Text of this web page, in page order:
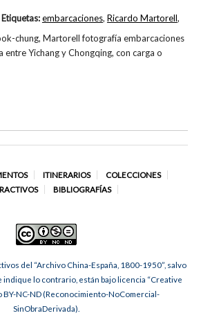
chung, Martorell fotografía embarcaciones
entre Yichang y Chongqing, con carga o
Etiquetas:embarcaciones, Ricardo Martorell,
ITINERARIOS
COLECCIONES
BIBLIOGRAFÍAS
del “Archivo China-España, 1800-1950”, salvo
indique lo contrario, están bajo licencia “Creative
BY-NC-ND (Reconocimiento-NoComercial-
SinObraDerivada).